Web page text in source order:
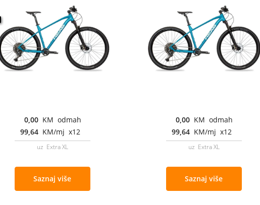
0,00 KM odmah
99,64 KM/mj x12
uz Extra XL
Saznaj više
0,00 KM odmah
99,64 KM/mj x12
uz Extra XL
Saznaj više